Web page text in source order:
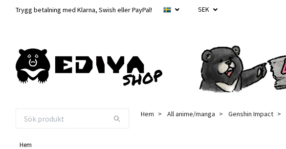
Trygg betalning med Klarna, Swish eller PayPal! SEK
Hem
Hem All anime/manga Genshin Impact